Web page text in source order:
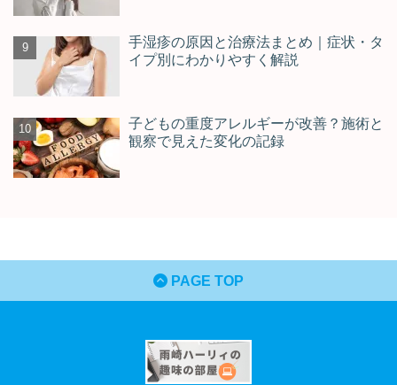
手湿疹の原因と治療法まとめ｜症状・タ
イプ別にわかりやすく解説
子どもの重度アレルギーが改善？施術と
観察で見えた変化の記録
PAGE TOP